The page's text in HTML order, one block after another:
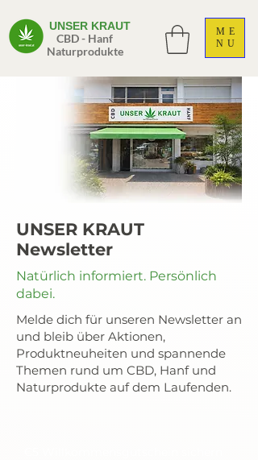
UNSER KRAUT
CBD - Hanf
Naturprodukte
ME
NU
UNSER KRAUT
Newsletter
Natürlich informiert. Persönlich
dabei.
Melde dich für unseren Newsletter an
und bleib über Aktionen,
Produktneuheiten und spannende
Themen rund um CBD, Hanf und
Naturprodukte auf dem Laufenden.